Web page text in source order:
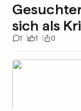
sich als
1 1 0